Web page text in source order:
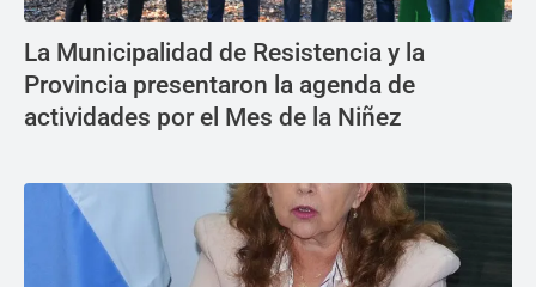
La Municipalidad de Resistencia y la
Provincia presentaron la agenda de
actividades por el Mes de la Niñez